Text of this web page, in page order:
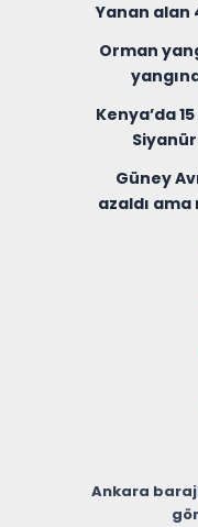
Yanan alan
Orman
Kenya’da
Güney
azaldı
Ankara